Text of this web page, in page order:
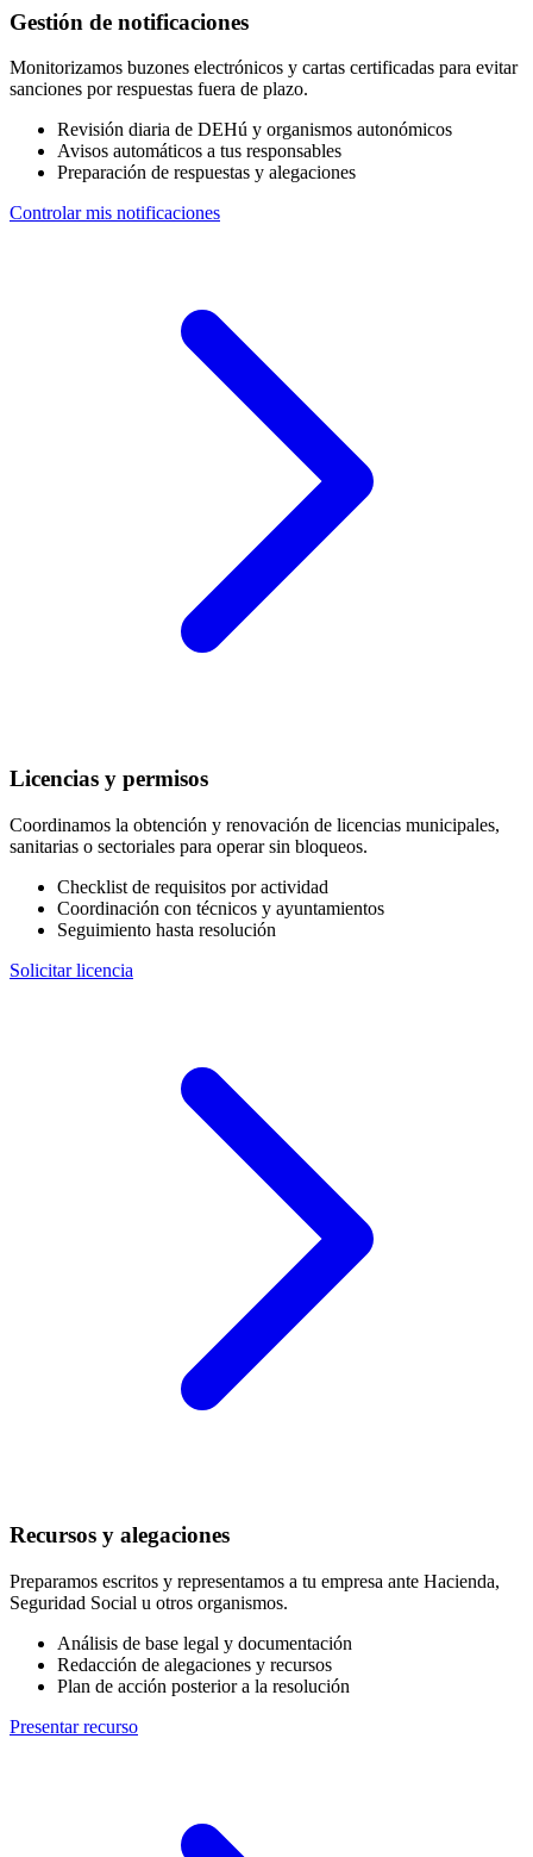
Gestión de notificaciones
Monitorizamos buzones electrónicos y cartas certificadas para evitar
sanciones por respuestas fuera de plazo.
Revisión diaria de DEHú y organismos autonómicos
Avisos automáticos a tus responsables
Preparación de respuestas y alegaciones
Controlar mis notificaciones
Licencias y permisos
Coordinamos la obtención y renovación de licencias municipales,
sanitarias o sectoriales para operar sin bloqueos.
Checklist de requisitos por actividad
Coordinación con técnicos y ayuntamientos
Seguimiento hasta resolución
Solicitar licencia
Recursos y alegaciones
Preparamos escritos y representamos a tu empresa ante Hacienda,
Seguridad Social u otros organismos.
Análisis de base legal y documentación
Redacción de alegaciones y recursos
Plan de acción posterior a la resolución
Presentar recurso